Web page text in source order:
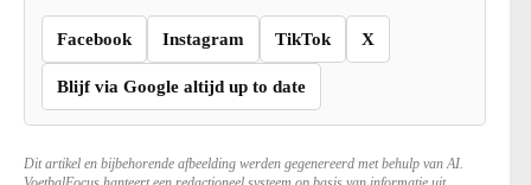
Facebook Instagram TikTok X
Blijf via Google altijd up to date
Dit artikel en bijbehorende afbeelding werden gegenereerd met behulp van AI.